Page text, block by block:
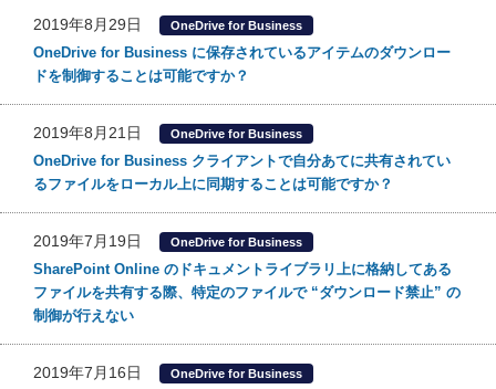
2019年8月29日 OneDrive for Business
OneDrive for Business に保存されているアイテムのダウンロー
ドを制御することは可能ですか？
2019年8月21日 OneDrive for Business
OneDrive for Business クライアントで自分あてに共有されてい
るファイルをローカル上に同期することは可能ですか？
2019年7月19日 OneDrive for Business
SharePoint Online のドキュメントライブラリ上に格納してある
ファイルを共有する際、特定のファイルで “ダウンロード禁止” の
制御が行えない
2019年7月16日 OneDrive for Business